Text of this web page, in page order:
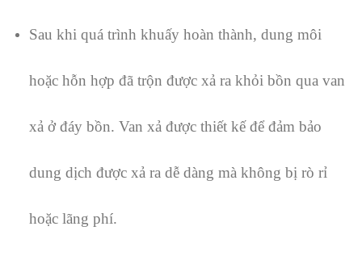
Sau khi quá trình khuấy hoàn thành, dung môi
hoặc hỗn hợp đã trộn được xả ra khỏi bồn qua van
xả ở đáy bồn. Van xả được thiết kế để đảm bảo
dung dịch được xả ra dễ dàng mà không bị rò rỉ
hoặc lãng phí.